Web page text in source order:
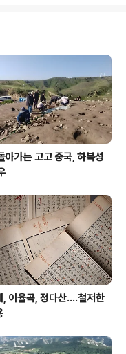
를 파
아니
이다.
렇
가는
아가는 고고 중국, 하북성
, 이율곡, 정다산....철저한